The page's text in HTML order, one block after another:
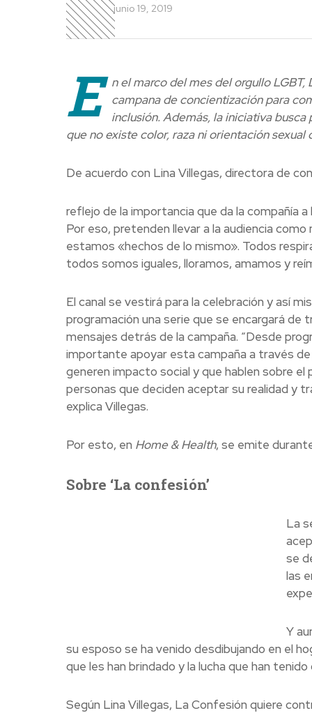
junio 19, 2019
E
n el marco del mes del orgullo
campana de concientización para
inclusión. Además, la iniciativa
que no existe color, raza ni orientación sexual
De acuerdo con Lina Villegas, directora de
reflejo de la importancia que da la compañía
Por eso, pretenden llevar a la audiencia
estamos «hechos de lo mismo». Todos
todos somos iguales, lloramos, amamos y
El canal se vestirá para la celebración y así
programación una serie que se encargará de
mensajes detrás de la campaña. “Desde
importante apoyar esta campaña a través
generen impacto social y que hablen sobre el
personas que deciden aceptar su realidad y
explica Villegas.
Por esto, en Home & Health, se emite
Sobre ‘La confesión’
La
se
las
Y
su esposo se ha venido desdibujando en el
que les han brindado y la lucha que han
Según Lina Villegas, La Confesión quiere